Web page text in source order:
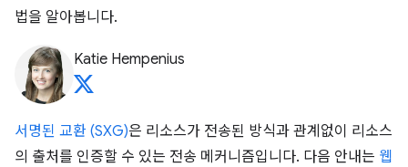
법을 알아봅니다.
Katie Hempenius
서명된 교환 (SXG)은 리소스가 전송된 방식과 관계없이 리소스
의 출처를 인증할 수 있는 전송 메커니즘입니다. 다음 안내는 웹